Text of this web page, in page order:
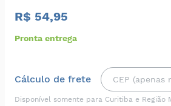
R$ 54,95
Pronta entrega
Cálculo de frete
Disponível somente para Curitiba e Região